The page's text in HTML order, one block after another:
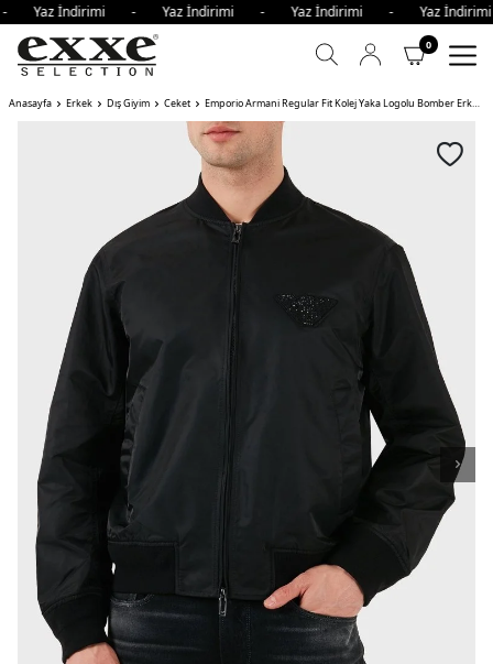
Yaz İndirimi - Yaz İndirimi - Yaz İndirimi - Yaz
0
Anasayfa Erkek Dış Giyim Ceket Emporio Armani Regular Fit Kolej Yaka Logolu Bomber Erkek Mont